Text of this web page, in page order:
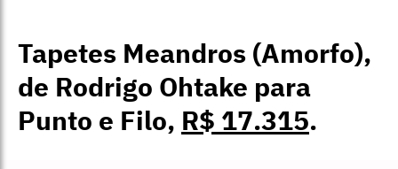
Tapetes Meandros (Amorfo),
de Rodrigo Ohtake para
Punto e Filo, R$ 17.315.